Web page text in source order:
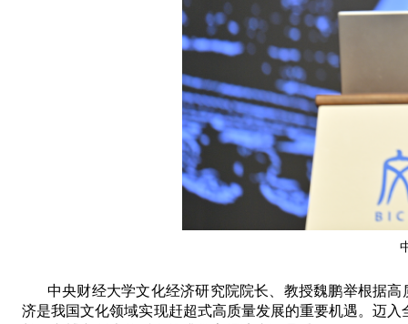
中央财经大学文化经济研究院院长、教授魏鹏举根据高
济是我国文化领域实现赶超式高质量发展的重要机遇。迈入